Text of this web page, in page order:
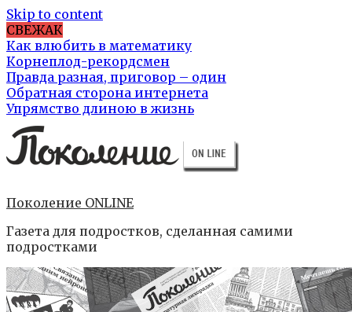
Skip to content
СВЕЖАК
Как влюбить в математику
Корнеплод-рекордсмен
Правда разная, приговор – один
Обратная сторона интернета
Упрямство длиною в жизнь
Поколение ONLINE
Газета для подростков, сделанная самими
подростками